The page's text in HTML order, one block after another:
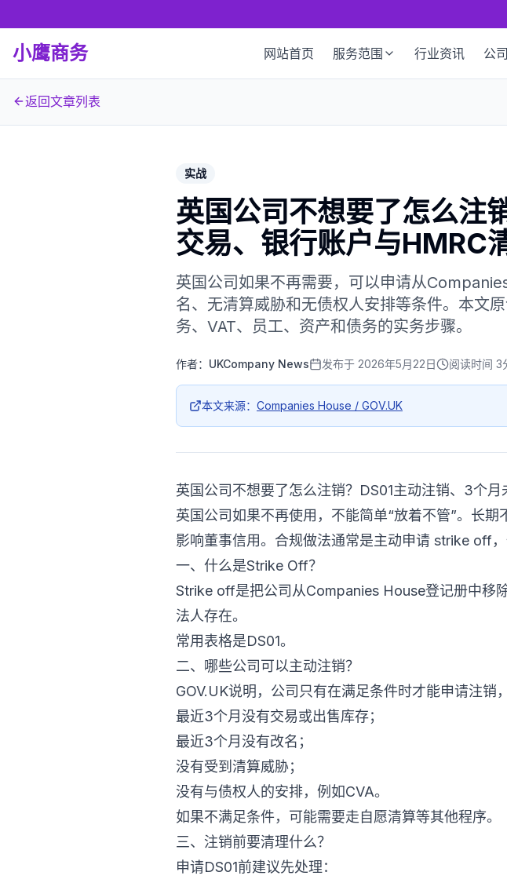
小鹰商务 网站首页 服务范围 行业资讯 公
返回文章列表
实战
英国公司不想要了怎么注
交易、银行账户与HMRC
英国公司如果不再需要，可以申请从
名、无清算威胁和无债权人安排等条件。本文
务、VAT、员工、资产和债务的实务步骤。
作者： UKCompany News 发布于 2026年5月22日 阅读时间 3
本文来源： Companies House / GOV.UK
英国公司不想要了怎么注销？DS01主动注销、3个
英国公司如果不再使用，不能简单“放着不管”。长
影响董事信用。合规做法通常是主动申请 strike off
一、什么是Strike Off？
Strike off是把公司从Companies House登记册中移
法人存在。
常用表格是DS01。
二、哪些公司可以主动注销？
GOV.UK说明，公司只有在满足条件时才能申请注销
最近3个月没有交易或出售库存；
最近3个月没有改名；
没有受到清算威胁；
没有与债权人的安排，例如CVA。
如果不满足条件，可能需要走自愿清算等其他程序。
三、注销前要清理什么？
申请DS01前建议先处理：